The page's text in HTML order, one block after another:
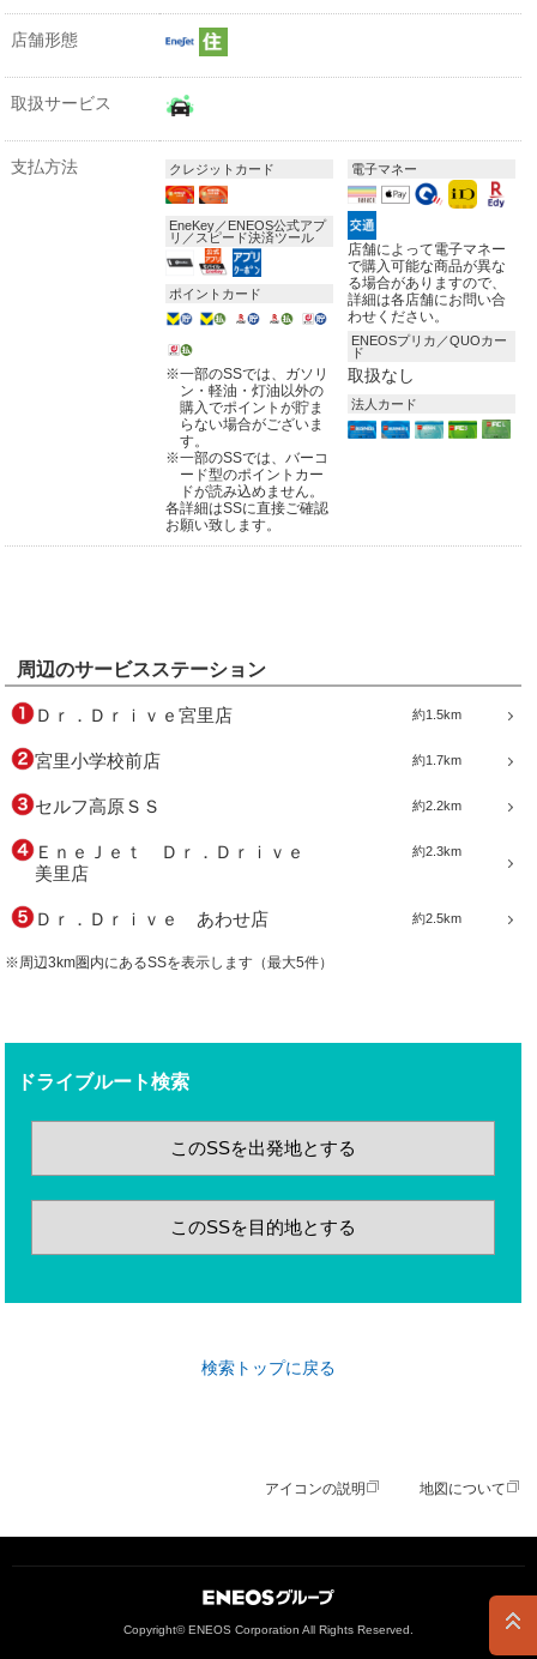
店舗形態
取扱サービス
支払方法 クレジットカード
EneKey／ENEOS公式アプ
リ／スピード決済ツール
ポイントカード
※一部のSSでは、ガソリ
ン・軽油・灯油以外の
購入でポイントが貯ま
らない場合がございま
す。
※一部のSSでは、バーコ
ード型のポイントカー
ドが読み込めません。
各詳細はSSに直接ご確認
お願い致します。
電子マネー
店舗によって電子マネー
で購入可能な商品が異な
る場合がありますので、
詳細は各店舗にお問い合
わせください。
ENEOSプリカ／QUOカー
ド
取扱なし
法人カード
周辺のサービスステーション
約1.5km
Ｄｒ．Ｄｒｉｖｅ宮里店
約1.7km
宮里小学校前店
約2.2km
セルフ高原ＳＳ
約2.3km
ＥｎｅＪｅｔ Ｄｒ．Ｄｒｉｖｅ
美里店
約2.5km
Ｄｒ．Ｄｒｉｖｅ あわせ店
※周辺3km圏内にあるSSを表示します（最大5件）
ドライブルート検索
このSSを出発地とする
このSSを目的地とする
検索トップに戻る
アイコンの説明 地図について
Copyright© ENEOS Corporation All Rights Reserved.